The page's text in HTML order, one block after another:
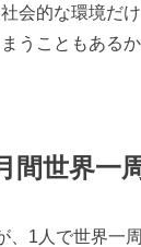
会的な環境だ
うこともあるか
世界一
1人で世界一